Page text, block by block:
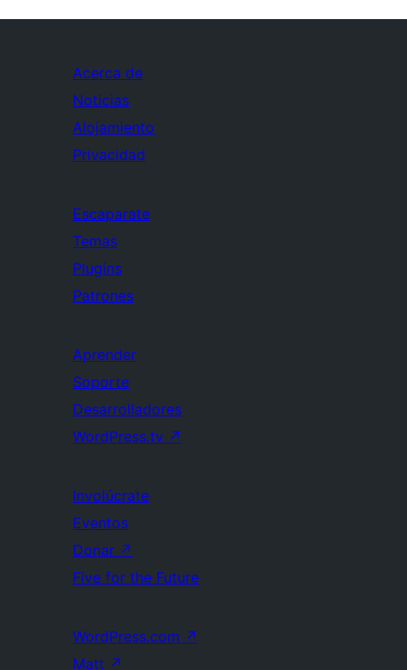
Acerca de
Noticias
Alojamiento
Privacidad
Escaparate
Temas
Plugins
Patrones
Aprender
Soporte
Desarrolladores
WordPress.tv ↗
Involúcrate
Eventos
Donar ↗
Five for the Future
WordPress.com ↗
Matt ↗